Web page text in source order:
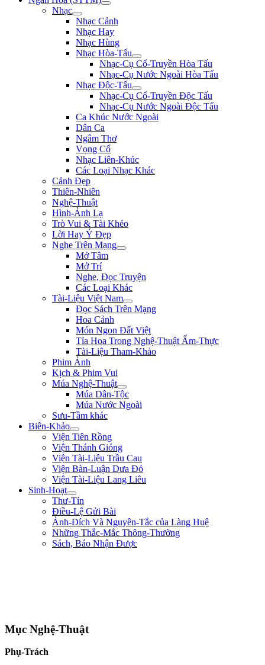
Nhạc
Nhạc Cảnh
Nhạc Hay
Nhạc Hùng
Nhạc Hòa-Tấu
Nhạc-Cụ Cổ-Truyền Hòa Tấu
Nhạc-Cụ Nước Ngoài Hòa Tấu
Nhạc Độc-Tấu
Nhạc-Cụ Cổ-Truyền Độc Tấu
Nhạc-Cụ Nước Ngoài Độc Tấu
Ca Khúc Nước Ngoài
Dân Ca
Ngâm Thơ
Vọng Cổ
Nhạc Liên-Khúc
Các Loại Nhạc Khác
Cảnh Đẹp
Thiên-Nhiên
Nghệ-Thuật
Hình-Ảnh Lạ
Trò Vui & Tài Khéo
Lời Hay Ý Đẹp
Nghe Trên Mạng
Mở Tâm
Mở Trí
Nghe, Đọc Truyện
Các Loại Khác
Tài-Liệu Việt Nam
Đọc Sách Trên Mạng
Hoa Cảnh
Món Ngon Đất Việt
Tỉa Hoa Trong Nghệ-Thuật Ẩm-Thực
Tài-Liệu Tham-Khảo
Phim Ảnh
Kịch & Phim Vui
Múa Nghệ-Thuật
Múa Dân-Tộc
Múa Nước Ngoài
Sưu-Tầm khác
Biên-Khảo
Viện Tiên Rồng
Viện Thánh Gióng
Viện Tài-Liệu Trầu Cau
Viện Bàn-Luận Dưa Đỏ
Viện Tài-Liệu Lang Liêu
Sinh-Hoạt
Thư-Tín
Điều-Lệ Gửi Bài
Ảnh-Đích Và Nguyên-Tắc của Làng Huệ
Những Thắc-Mắc Thông-Thường
Sách, Báo Nhận Được
Mục Nghệ-Thuật
Phụ-Trách